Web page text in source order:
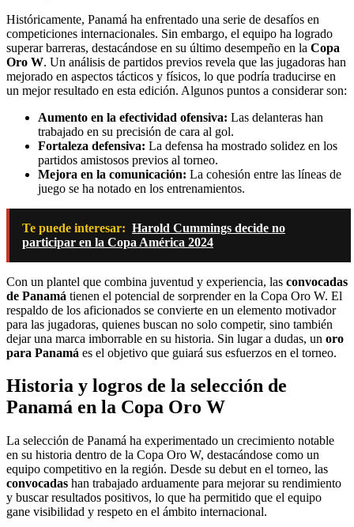
Históricamente, Panamá ha enfrentado una serie de desafíos en
competiciones internacionales. Sin embargo, el equipo ha logrado
superar barreras, destacándose en su último desempeño en la Copa
Oro W. Un análisis de partidos previos revela que las jugadoras han
mejorado en aspectos tácticos y físicos, lo que podría traducirse en
un mejor resultado en esta edición. Algunos puntos a considerar son:
Aumento en la efectividad ofensiva: Las delanteras han
trabajado en su precisión de cara al gol.
Fortaleza defensiva: La defensa ha mostrado solidez en los
partidos amistosos previos al torneo.
Mejora en la comunicación: La cohesión entre las líneas de
juego se ha notado en los entrenamientos.
Te puede interesar: Harold Cummings decide no
participar en la Copa América 2024
Con un plantel que combina juventud y experiencia, las convocadas
de Panamá tienen el potencial de sorprender en la Copa Oro W. El
respaldo de los aficionados se convierte en un elemento motivador
para las jugadoras, quienes buscan no solo competir, sino también
dejar una marca imborrable en su historia. Sin lugar a dudas, un oro
para Panamá es el objetivo que guiará sus esfuerzos en el torneo.
Historia y logros de la selección de
Panamá en la Copa Oro W
La selección de Panamá ha experimentado un crecimiento notable
en su historia dentro de la Copa Oro W, destacándose como un
equipo competitivo en la región. Desde su debut en el torneo, las
convocadas han trabajado arduamente para mejorar su rendimiento
y buscar resultados positivos, lo que ha permitido que el equipo
gane visibilidad y respeto en el ámbito internacional.